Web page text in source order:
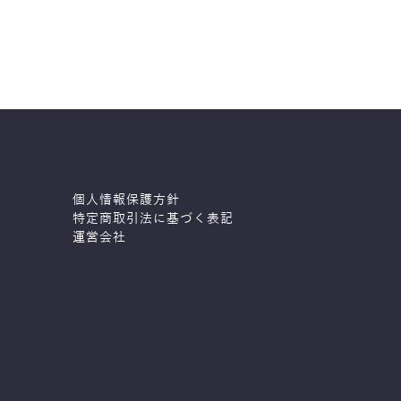
個人情報保護方針
特定商取引法に基づく表記
運営会社